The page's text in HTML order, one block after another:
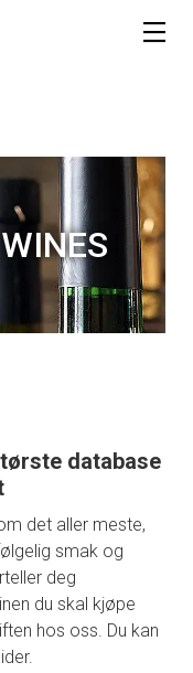
database
det aller meste,
smak og
deg
du skal kjøpe
hos oss. Du kan